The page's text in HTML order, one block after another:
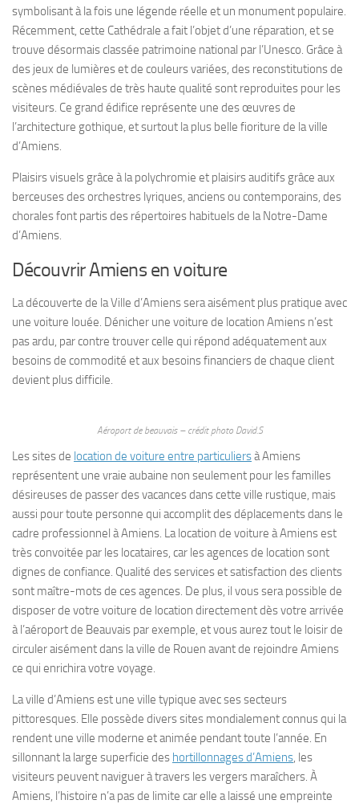
symbolisant à la fois une légende réelle et un monument populaire.
Récemment, cette Cathédrale a fait l’objet d’une réparation, et se
trouve désormais classée patrimoine national par l’Unesco. Grâce à
des jeux de lumières et de couleurs variées, des reconstitutions de
scènes médiévales de très haute qualité sont reproduites pour les
visiteurs. Ce grand édifice représente une des œuvres de
l’architecture gothique, et surtout la plus belle fioriture de la ville
d’Amiens.
Plaisirs visuels grâce à la polychromie et plaisirs auditifs grâce aux
berceuses des orchestres lyriques, anciens ou contemporains, des
chorales font partis des répertoires habituels de la Notre-Dame
d’Amiens.
Découvrir Amiens en voiture
La découverte de la Ville d’Amiens sera aisément plus pratique avec
une voiture louée. Dénicher une voiture de location Amiens n’est
pas ardu, par contre trouver celle qui répond adéquatement aux
besoins de commodité et aux besoins financiers de chaque client
devient plus difficile.
Aéroport de beauvais – crédit photo David.S
Les sites de location de voiture entre particuliersà Amiens
représentent une vraie aubaine non seulement pour les familles
désireuses de passer des vacances dans cette ville rustique, mais
aussi pour toute personne qui accomplit des déplacements dans le
cadre professionnel à Amiens. La location de voiture à Amiens est
très convoitée par les locataires, car les agences de location sont
dignes de confiance. Qualité des services et satisfaction des clients
sont maître-mots de ces agences. De plus, il vous sera possible de
disposer de votre voiture de location directement dès votre arrivée
à l’aéroport de Beauvais par exemple, et vous aurez tout le loisir de
circuler aisément dans la ville de Rouen avant de rejoindre Amiens
ce qui enrichira votre voyage.
La ville d’Amiens est une ville typique avec ses secteurs
pittoresques. Elle possède divers sites mondialement connus qui la
rendent une ville moderne et animée pendant toute l’année. En
sillonnant la large superficie des hortillonnages d’Amiens, les
visiteurs peuvent naviguer à travers les vergers maraîchers. À
Amiens, l’histoire n’a pas de limite car elle a laissé une empreinte